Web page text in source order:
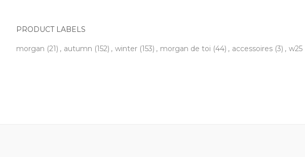
PRODUCT LABELS
morgan (21) , autumn (152) , winter (153) , morgan de toi (44) , accessoires (3) , w25